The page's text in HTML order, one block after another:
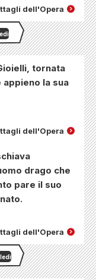
dell'Opera
tornata
la sua
dell'Opera
drago che
pare il suo
dell'Opera